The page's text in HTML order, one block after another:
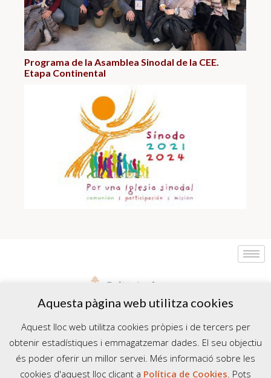
Programa de la Asamblea Sinodal de la CEE.
Etapa Continental
Aquesta pàgina web utilitza cookies
Aquest lloc web utilitza cookies pròpies i de tercers per
obtenir estadístiques i emmagatzemar dades. El seu objectiu
és poder oferir un millor servei. Més informació sobre les
cookies d'aquest lloc clicant a Política de Cookies. Pots